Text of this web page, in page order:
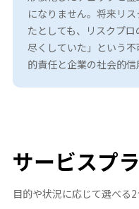
になりません。将来リ
たとしても、リスクプ
尽くしていた」という
的責任と企業の社会的信
サービスプ
目的や状況に応じて選べる